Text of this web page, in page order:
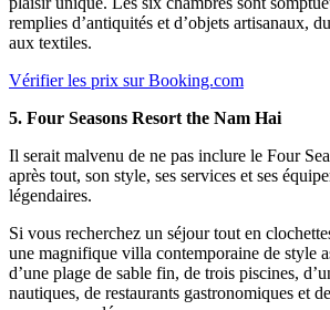
remplies d’antiquités et d’objets artisanaux,
aux textiles.
Vérifier les prix sur Booking.com
5. Four Seasons Resort the Nam Hai
Il serait malvenu de ne pas inclure le Four
après tout, son style, ses services et ses
légendaires.
Si vous recherchez un séjour tout en
une magnifique villa contemporaine de style
d’une plage de sable fin, de trois piscines,
nautiques, de restaurants gastronomiques et